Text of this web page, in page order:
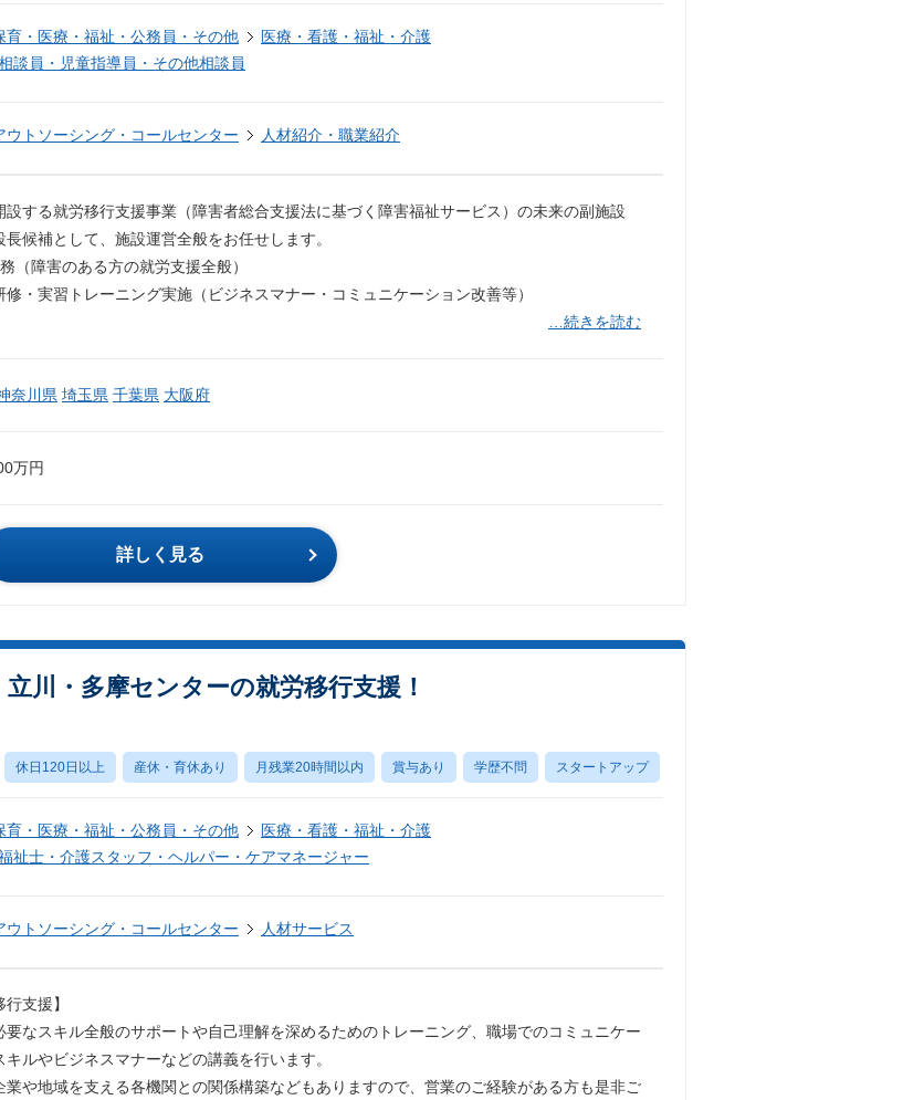
育・医療・福祉・公務員・その他
医療・看護・福祉・介護
談員・児童指導員・その他相談員
ウトソーシング・コールセンター 人材紹介・職業紹介
設する就労移行支援事業（障害者総合支援法に基づく障害福祉サービス）の未来の副施設
長候補として、施設運営全般をお任せします。
（障害のある方の就労支援全般）
修・実習トレーニング実施（ビジネスマナー・コミュニケーション改善等）
…続きを読む
奈川県 埼玉県 千葉県 大阪府
万円
詳しく見る
川・多摩センターの就労移行支援！
休日120日以上 産休・育休あり 月残業20時間以内 賞与あり 学歴不問 スタートアップ
育・医療・福祉・公務員・その他
医療・看護・福祉・介護
祉士・介護スタッフ・ヘルパー・ケアマネージャー
ウトソーシング・コールセンター 人材サービス
行支援】
要なスキル全般のサポートや自己理解を深めるためのトレーニング、職場でのコミュニケー
キルやビジネスマナーなどの講義を行います。
業や地域を支える各機関との関係構築などもありますので、営業のご経験がある方も是非ご